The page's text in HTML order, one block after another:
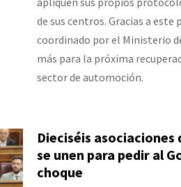
de sus centros. Gracias a este
coordinado por el Ministerio
más para la próxima
sector de automoción.
Dieciséis
se unen para pedir al
choque